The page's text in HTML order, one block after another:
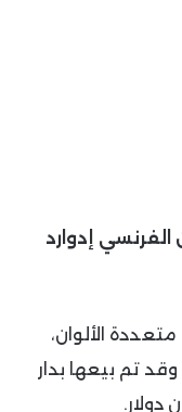
الفرنسي إدوارد
الألوان،
وقد تم بيعها بدار